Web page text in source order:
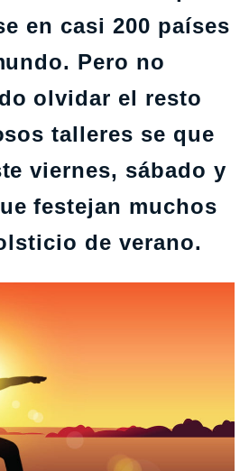
en casi 200 países
Pero no
olvidar el resto
talleres se que
viernes, sábado y
festejan muchos
de verano.